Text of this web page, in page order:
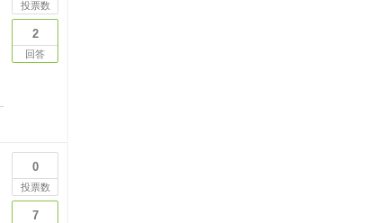
投票数
2
回答
0
投票数
7